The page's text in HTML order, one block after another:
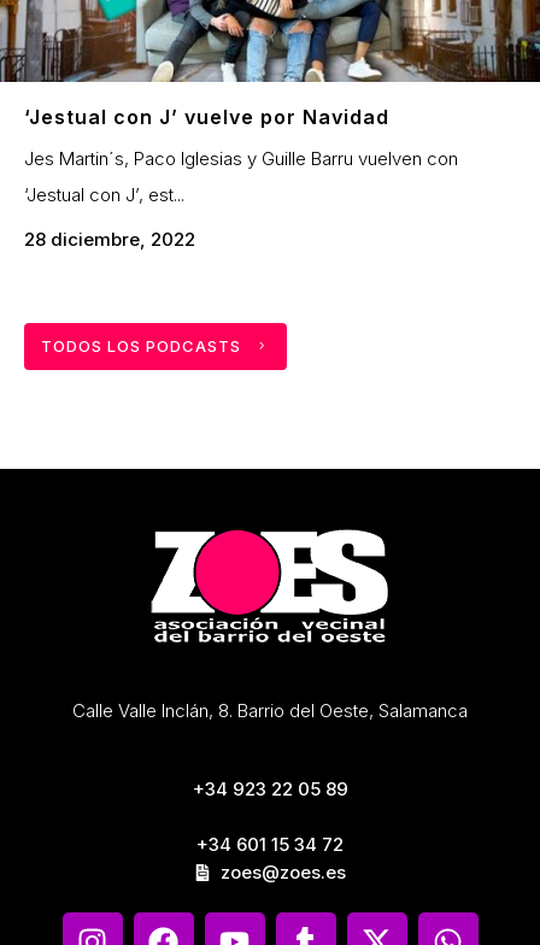
‘Jestual con J’ vuelve por Navidad
Jes Martin´s, Paco Iglesias y Guille Barru vuelven con
‘Jestual con J’, est...
28 diciembre, 2022
TODOS LOS PODCASTS
Calle Valle Inclán, 8. Barrio del Oeste, Salamanca
+34 923 22 05 89
+34 601 15 34 72
zoes@zoes.es